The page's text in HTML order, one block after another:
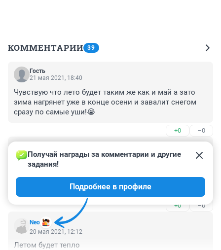
КОММЕНТАРИИ 39
Гость
21 мая 2021, 18:40
Чувствую что лето будет таким же как и май а зато
зима нагрянет уже в конце осени и завалит снегом
сразу по самые уши!😭
+0 –0
20 мая 2021, 19:57
Тепло вернется когда женщины будут в юбках и
платьях , а не в мужских штанищах . Поэтому тепла в
ближайшие годы не ждите ...
+0 –0
Nео
Получай награды за комментарии и другие
задания!
Подробнее в профиле
20 мая 2021, 12:12
Летом будет тепло